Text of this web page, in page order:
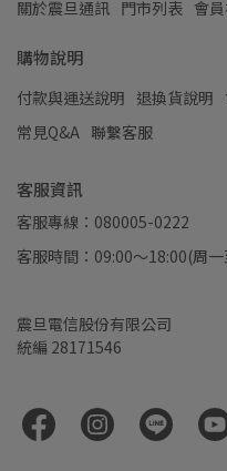
關於震旦通訊 門市列表 會
購物說明
付款與運送說明 退換貨說明
常見Q&A 聯繫客服
客服資訊
客服專線：080005-0222
客服時間：09:00～18:00(周
震旦電信股份有限公司
統編 28171546